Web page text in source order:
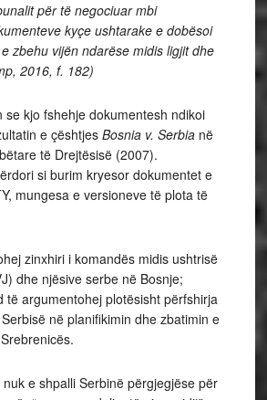
për të negociuar mbi
kyçe ushtarake e dobësoi
zbehu vijën ndarëse midis ligjit dhe
2016, f. 182)
se kjo fshehje dokumentesh ndikoi
e çështjes Bosnia v. Serbianë
të Drejtësisë (2007).
si burim kryesor dokumentet e
mungesa e versioneve të plota të
zinxhiri i komandës midis ushtrisë
dhe njësive serbe në Bosnje;
të argumentohej plotësisht përfshirja
në planifikimin dhe zbatimin e
e shpalli Serbinë përgjegjëse për